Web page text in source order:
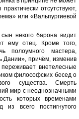
отсутствуют,
или «Вальпургиевой
некого барона видит
ему отец. Кроме того,
полоумного мастера,
Дании», причём, изменив
внетелесные
философских бесед о
существа. Смерть
мир с неоднозначными
которых временами
из всего постигнутого